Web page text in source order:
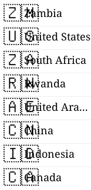
🇿🇲Zambia
🇺🇸United States
🇿🇦South Africa
🇷🇼Rwanda
🇦🇪 United Arab Emirates
🇨🇳China
🇮🇩Indonesia
🇨🇦Canada